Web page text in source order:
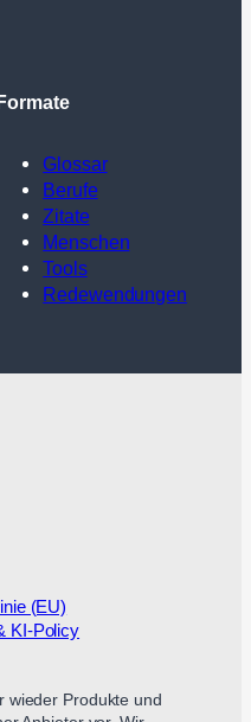
Glossar
Berufe
Zitate
Menschen
Tools
Redewendungen
(EU)
KI-Policy
wieder Produkte und